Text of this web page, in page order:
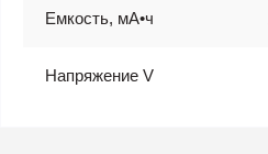
Емкость, мА•ч
Напряжение V